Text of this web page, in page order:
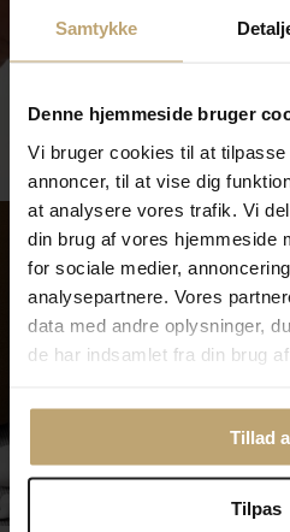
Samtykke
Denne hjemmeside bruger
Vi bruger cookies til at
annoncer, til at vise dig
at analysere vores trafik. Vi
din brug af vores hjemmeside
for sociale medier,
analysepartnere. Vores
data med andre oplysninger,
de har indsamlet fra din brug
Tillad
Tilpas
Tilmeld dig